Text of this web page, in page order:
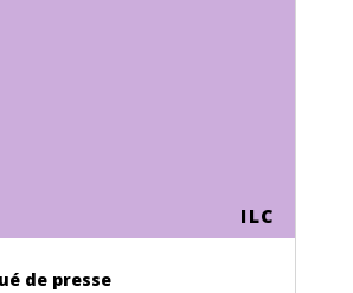
ILC
de presse